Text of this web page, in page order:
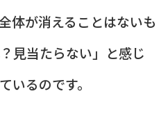
体が消えることはないも
見当たらない」と感じ
いるのです。